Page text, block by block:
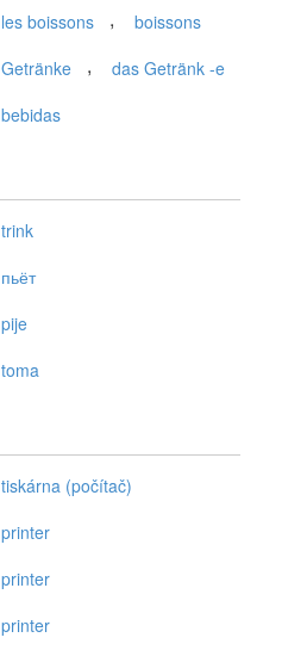
les boissons , boissons
Getränke , das Getränk -e
bebidas
trink
пьёт
pije
toma
tiskárna (počítač)
printer
printer
printer